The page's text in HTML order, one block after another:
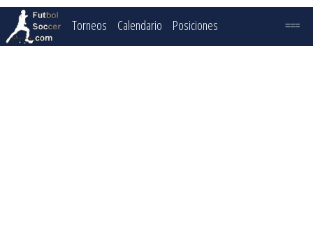
Torneos Calendario Posiciones ===